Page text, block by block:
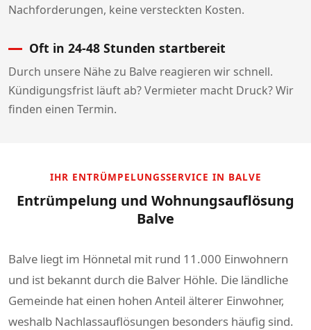
Nachforderungen, keine versteckten Kosten.
Oft in 24-48 Stunden startbereit
Durch unsere Nähe zu Balve reagieren wir schnell.
Kündigungsfrist läuft ab? Vermieter macht Druck? Wir
finden einen Termin.
IHR ENTRÜMPELUNGSSERVICE IN BALVE
Entrümpelung und Wohnungsauflösung
Balve
Balve liegt im Hönnetal mit rund 11.000 Einwohnern
und ist bekannt durch die Balver Höhle. Die ländliche
Gemeinde hat einen hohen Anteil älterer Einwohner,
weshalb Nachlassauflösungen besonders häufig sind.